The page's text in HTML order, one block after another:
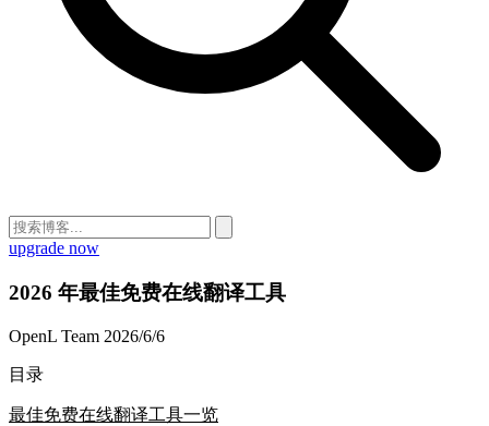
upgrade now
2026 年最佳免费在线翻译工具
OpenL Team 2026/6/6
目录
最佳免费在线翻译工具一览